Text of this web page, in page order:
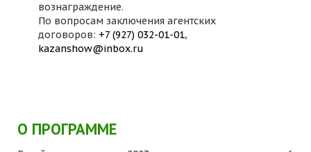
вознаграждение.
По вопросам заключения агентских
договоров: +7 (927) 032-01-01,
kazanshow@inbox.ru
О ПРОГРАММЕ